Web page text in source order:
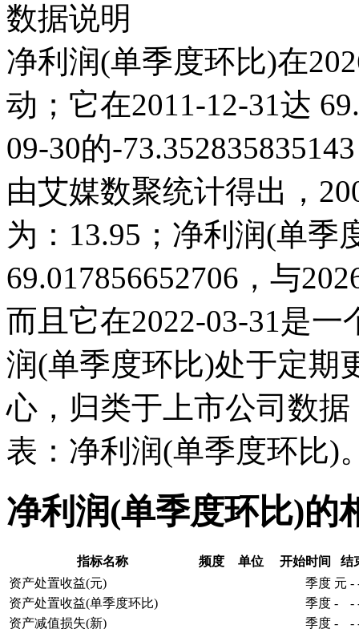
数据说明
净利润(单季度环比)在
动；它在2011-12-31达
09-30的-
由艾媒数聚统计得出，
为：13.95；净利润(单季
69.017856652706，与
而且它在2022-03-31是
润(单季度环比)处于定期
心，归类于上市公司数
表：净利润(单季度环比)
净利润(单季度环比)的
指标名称 频度 单位 开始时间
结
资产处置收益(元)
季度 元 -
资产处置收益(单季度环比)
季度 - -
资产减值损失(新)
季度 - -